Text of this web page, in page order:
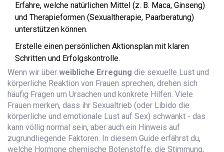
Erfahre, welche natürlichen Mittel (z. B. Maca, Ginseng)
und Therapieformen (Sexualtherapie, Paarberatung)
unterstützen können.
Erstelle einen persönlichen Aktionsplan mit klaren
Schritten und Erfolgskontrolle.
Wenn wir über weibliche Erregung die sexuelle Lust und
körperliche Reaktion von Frauen sprechen, drehen sich
häufig Fragen um Ursachen und konkrete Hilfen. Viele
Frauen merken, dass ihr Sexualtrieb (oder Libido die
körperliche und emotionale Lust auf Sex) schwankt - das
kann völlig normal sein, aber auch ein Hinweis auf
zugrundliegende Faktoren. In diesem Guide erfährst du,
welche Hormone chemische Botenstoffe, die Stimmung,